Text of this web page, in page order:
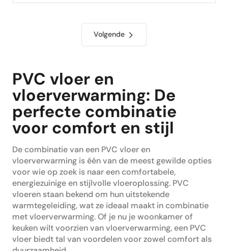
Volgende
PVC vloer en
vloerverwarming: De
perfecte combinatie
voor comfort en stijl
De combinatie van een PVC vloer en
vloerverwarming is één van de meest gewilde opties
voor wie op zoek is naar een comfortabele,
energiezuinige en stijlvolle vloeroplossing. PVC
vloeren staan bekend om hun uitstekende
warmtegeleiding, wat ze ideaal maakt in combinatie
met vloerverwarming. Of je nu je woonkamer of
keuken wilt voorzien van vloerverwarming, een PVC
vloer biedt tal van voordelen voor zowel comfort als